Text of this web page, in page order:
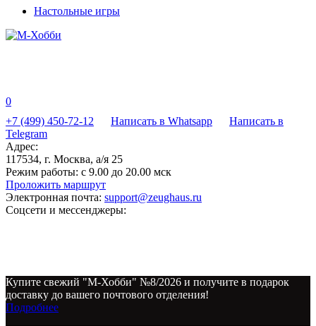
Настольные игры
0
+7 (499) 450-72-12
Написать в Whatsapp
Написать в
Telegram
Адрес:
117534, г. Москва, а/я 25
Режим работы: с 9.00 до 20.00 мск
Проложить маршрут
Электронная почта: support@zeughaus.ru
Соцсети и мессенджеры:
Купите свежий "М-Хобби" №8/2026 и получите в подарок
доставку до вашего почтового отделения!
Подробнее